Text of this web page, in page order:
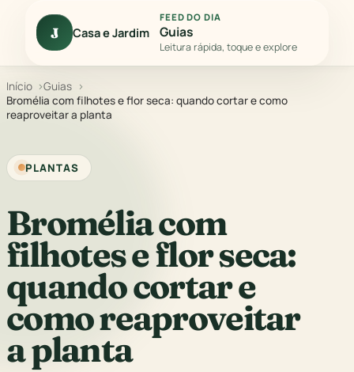
J Casa e Jardim
FEED DO DIA
Guias
Leitura rápida, toque e explore
Início
Guias
Bromélia com filhotes e flor seca: quando cortar e como
reaproveitar a planta
PLANTAS
Bromélia com
filhotes e flor seca:
quando cortar e
como reaproveitar
a planta